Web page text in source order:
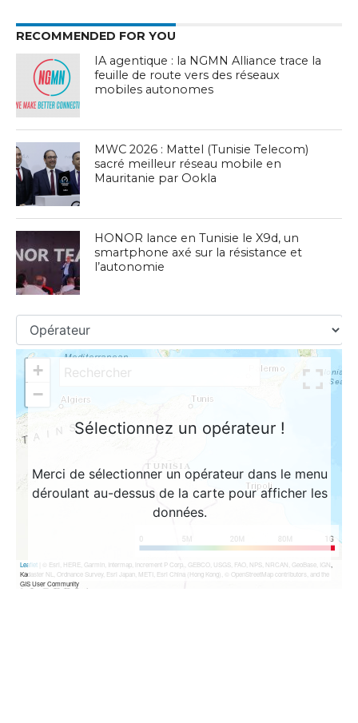
RECOMMENDED FOR YOU
IA agentique : la NGMN Alliance trace la
feuille de route vers des réseaux
mobiles autonomes
MWC 2026 : Mattel (Tunisie Telecom)
sacré meilleur réseau mobile en
Mauritanie par Ookla
HONOR lance en Tunisie le X9d, un
smartphone axé sur la résistance et
l’autonomie